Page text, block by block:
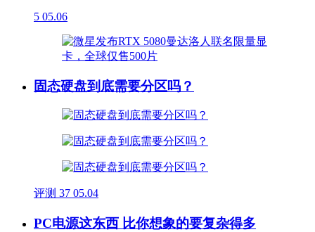
5 05.06
固态硬盘到底需要分区吗？
评测 37 05.04
PC电源这东西 比你想象的要复杂得多